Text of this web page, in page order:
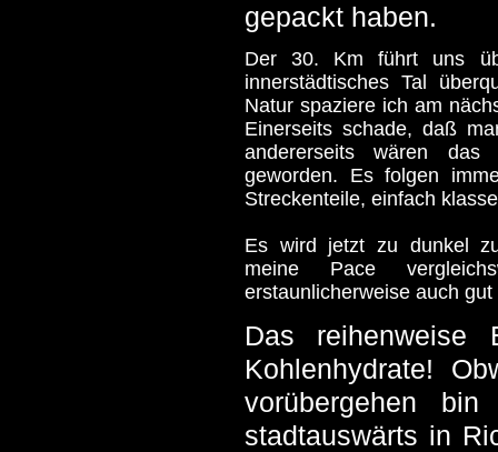
gepackt haben.
Der 30. Km führt uns
innerstädtisches Tal
Natur spaziere ich am
Einerseits schade, daß
andererseits wären das
geworden. Es folgen
Streckenteile, einfach
Es wird jetzt zu dunkel
meine Pace
erstaunlicherweise auch gut
Das reihenweise
Kohlenhydrate!
vorübergehen
stadtauswärts in